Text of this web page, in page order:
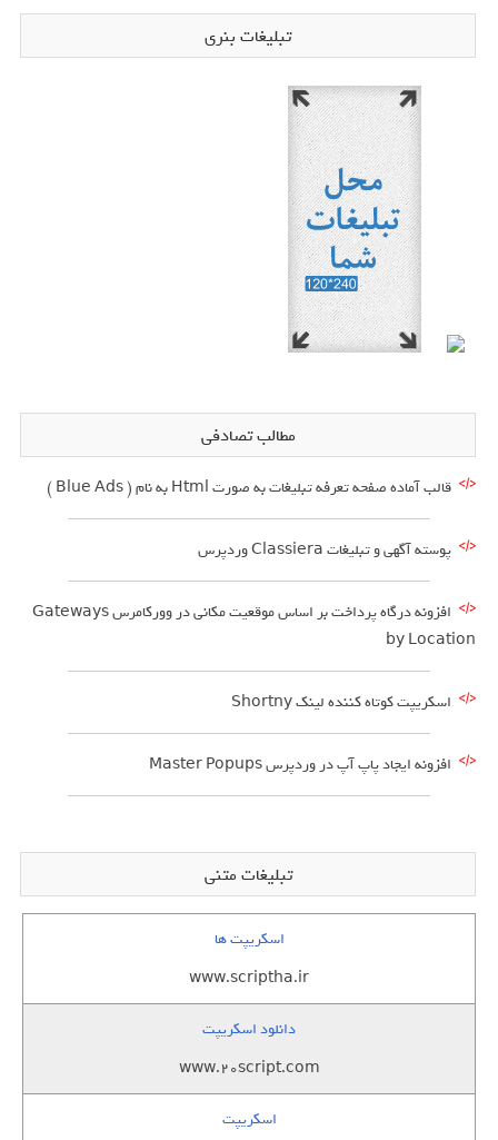
تبلیغات بنری
مطالب تصادفی
قالب آماده صفحه تعرفه تبلیغات به صورت Html به نام ( Blue Ads )
پوسته آگهی و تبلیغات Classiera وردپرس
افزونه درگاه پرداخت بر اساس موقعیت مکانی در وورکامرس Gateways
by Location
اسکریپت کوتاه کننده لینک Shortny
افزونه ایجاد پاپ آپ در وردپرس Master Popups
تبلیغات متنی
اسکریپت ها
www.scriptha.ir
دانلود اسکریپت
www.20script.com
اسکریپت